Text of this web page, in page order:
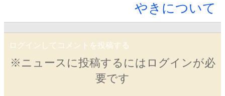
やきについて
ログインしてコメントを投稿する
※ニュースに投稿するにはログインが必
要です